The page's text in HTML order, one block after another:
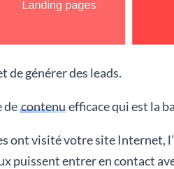
de générer des leads.
de contenu efficace qui est la
ont visité votre site Internet,
puissent entrer en contact